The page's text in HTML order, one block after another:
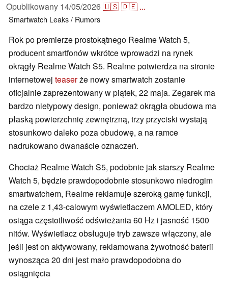
Opublikowany 14/05/2026🇺🇸🇩🇪 ...
Smartwatch Leaks / Rumors
Rok po premierze prostokątnego Realme Watch 5,
producent smartfonów wkrótce wprowadzi na rynek
okrągły Realme Watch S5. Realme potwierdza na stronie
internetowej teaserże nowy smartwatch zostanie
oficjalnie zaprezentowany w piątek, 22 maja. Zegarek ma
bardzo nietypowy design, ponieważ okrągła obudowa ma
płaską powierzchnię zewnętrzną, trzy przyciski wystają
stosunkowo daleko poza obudowę, a na ramce
nadrukowano dwanaście oznaczeń.
Chociaż Realme Watch S5, podobnie jak starszy Realme
Watch 5, będzie prawdopodobnie stosunkowo niedrogim
smartwatchem, Realme reklamuje szeroką gamę funkcji,
na czele z 1,43-calowym wyświetlaczem AMOLED, który
osiąga częstotliwość odświeżania 60 Hz i jasność 1500
nitów. Wyświetlacz obsługuje tryb zawsze włączony, ale
jeśli jest on aktywowany, reklamowana żywotność baterii
wynosząca 20 dni jest mało prawdopodobna do
osiągnięcia